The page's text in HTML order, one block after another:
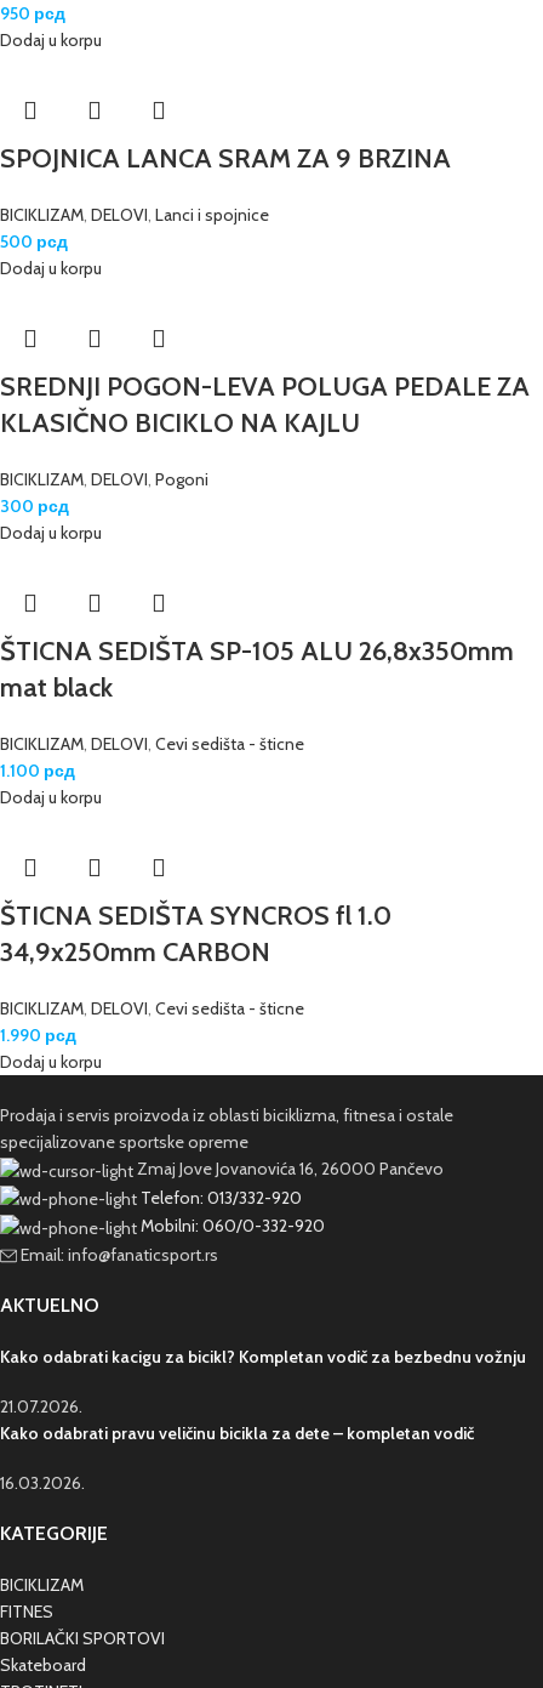
950 рсд
Dodaj u korpu
SPOJNICA LANCA SRAM ZA 9 BRZINA
BICIKLIZAM, DELOVI, Lanci i spojnice
500 рсд
Dodaj u korpu
SREDNJI POGON-LEVA POLUGA PEDALE ZA
KLASIČNO BICIKLO NA KAJLU
BICIKLIZAM, DELOVI, Pogoni
300 рсд
Dodaj u korpu
ŠTICNA SEDIŠTA SP-105 ALU 26,8x350mm
mat black
BICIKLIZAM, DELOVI, Cevi sedišta - šticne
1.100 рсд
Dodaj u korpu
ŠTICNA SEDIŠTA SYNCROS fl 1.0
34,9x250mm CARBON
BICIKLIZAM, DELOVI, Cevi sedišta - šticne
1.990 рсд
Dodaj u korpu
Prodaja i servis proizvoda iz oblasti biciklizma, fitnesa i ostale
specijalizovane sportske opreme
Zmaj Jove Jovanovića 16, 26000 Pančevo
Telefon: 013/332-920
Mobilni: 060/0-332-920
Email: info@fanaticsport.rs
AKTUELNO
Kako odabrati kacigu za bicikl? Kompletan vodič za bezbednu vožnju
21.07.2026.
Kako odabrati pravu veličinu bicikla za dete – kompletan vodič
16.03.2026.
KATEGORIJE
BICIKLIZAM
FITNES
BORILAČKI SPORTOVI
Skateboard